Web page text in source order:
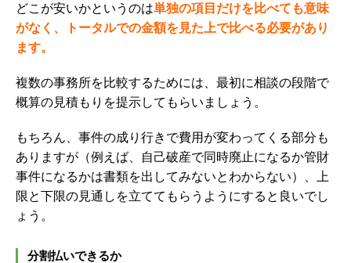
どこが安いかというのは単独の項目だけを比べても意味
がなく、トータルでの金額を見た上で比べる必要があり
ます。
複数の事務所を比較するためには、最初に相談の段階で
概算の見積もりを提示してもらいましょう。
もちろん、事件の成り行きで費用が変わってくる部分も
ありますが（例えば、自己破産で同時廃止になるか管財
事件になるかは書類を出してみないとわからない）、
上
限と下限の見通しを立ててもらう ようにすると良いでし
ょう。
分割払いできるか